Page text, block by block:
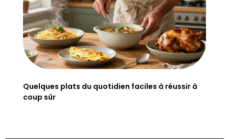
Quelques plats du quotidien faciles à réussir à
coup sûr